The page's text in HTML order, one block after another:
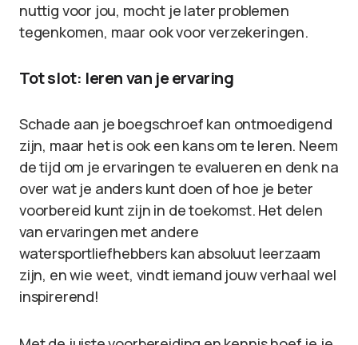
nuttig voor jou, mocht je later problemen
tegenkomen, maar ook voor verzekeringen.
Tot slot: leren van je ervaring
Schade aan je boegschroef kan ontmoedigend
zijn, maar het is ook een kans om te leren. Neem
de tijd om je ervaringen te evalueren en denk na
over wat je anders kunt doen of hoe je beter
voorbereid kunt zijn in de toekomst. Het delen
van ervaringen met andere
watersportliefhebbers kan absoluut leerzaam
zijn, en wie weet, vindt iemand jouw verhaal wel
inspirerend!